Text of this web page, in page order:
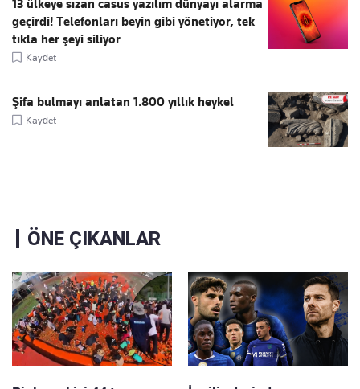
13 ülkeye sızan casus yazılım dünyayı alarma
geçirdi! Telefonları beyin gibi yönetiyor, tek
tıkla her şeyi siliyor
Kaydet
Şifa bulmayı anlatan 1.800 yıllık heykel
Kaydet
ÖNE ÇIKANLAR